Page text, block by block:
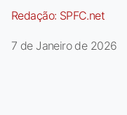
Redação: SPFC.net
7 de Janeiro de 2026